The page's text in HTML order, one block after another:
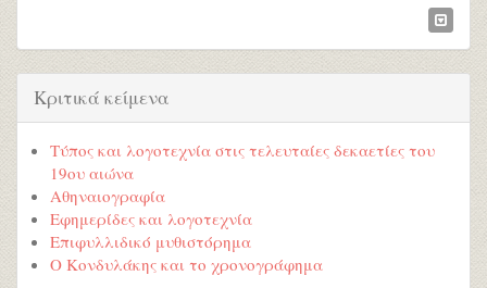
Κριτικά κείμενα
Τύπος και λογοτεχνία στις τελευταίες δεκαετίες του
19ου αιώνα
Αθηναιογραφία
Εφημερίδες και λογοτεχνία
Επιφυλλιδικό μυθιστόρημα
Ο Κονδυλάκης και το χρονογράφημα